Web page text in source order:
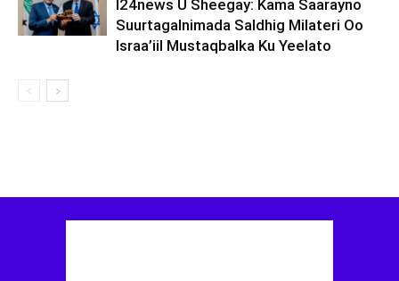
I24news U Sheegay: Kama Saarayno
Suurtagalnimada Saldhig Milateri Oo
Israa’iil Mustaqbalka Ku Yeelato